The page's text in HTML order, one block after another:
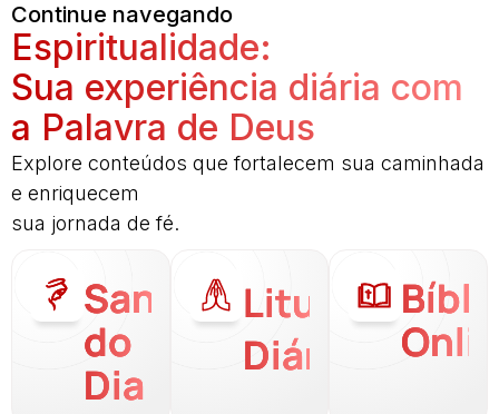
Continue navegando
Espiritualidade:
Sua experiência diária com
a Palavra de Deus
Explore conteúdos que fortalecem sua caminhada
e enriquecem
sua jornada de fé.
Santo
do
Dia
Liturgia
Diária